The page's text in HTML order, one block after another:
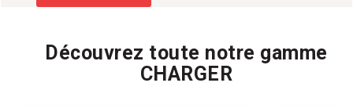
Découvrez toute notre gamme
CHARGER